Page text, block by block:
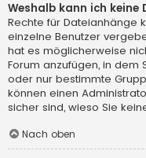
Weshalb kann ich
Rechte für Dateianhänge
einzelne Benutzer
hat es möglicherweise
Forum anzufügen, in dem
oder nur bestimmte
können einen
sicher sind, wieso Sie
Nach oben